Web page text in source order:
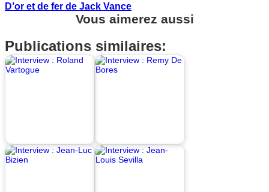
D’or et de fer de Jack Vance
Vous aimerez aussi
Publications similaires: